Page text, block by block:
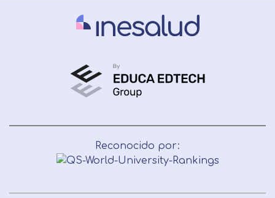
Reconocido por: